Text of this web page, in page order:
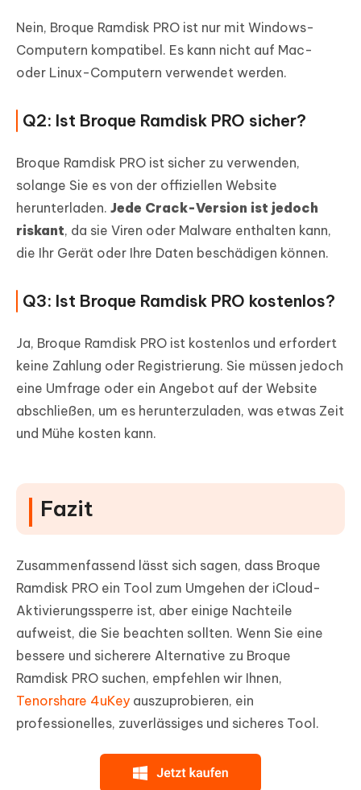
Nein, Broque Ramdisk PRO ist nur mit Windows-
Computern kompatibel. Es kann nicht auf Mac-
oder Linux-Computern verwendet werden.
Q2: Ist Broque Ramdisk PRO sicher?
Broque Ramdisk PRO ist sicher zu verwenden,
solange Sie es von der offiziellen Website
herunterladen. Jede Crack-Version ist jedoch
riskant, da sie Viren oder Malware enthalten kann,
die Ihr Gerät oder Ihre Daten beschädigen können.
Q3: Ist Broque Ramdisk PRO kostenlos?
Ja, Broque Ramdisk PRO ist kostenlos und erfordert
keine Zahlung oder Registrierung. Sie müssen jedoch
eine Umfrage oder ein Angebot auf der Website
abschließen, um es herunterzuladen, was etwas Zeit
und Mühe kosten kann.
Fazit
Zusammenfassend lässt sich sagen, dass Broque
Ramdisk PRO ein Tool zum Umgehen der iCloud-
Aktivierungssperre ist, aber einige Nachteile
aufweist, die Sie beachten sollten. Wenn Sie eine
bessere und sicherere Alternative zu Broque
Ramdisk PRO suchen, empfehlen wir Ihnen,
Tenorshare 4uKey auszuprobieren, ein
professionelles, zuverlässiges und sicheres Tool.